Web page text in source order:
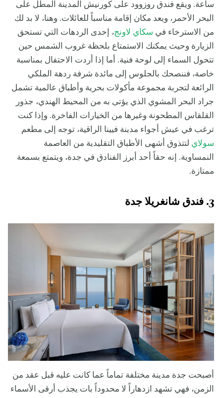
ساعة. ويقع فندق روزوود على كورنيش المدينة المطل على
البحر الأحمر، ويعد مكان إقامة مناسباً للعائلات. وهنا، لا بد لك
من الاسترخاء في سكاي لاونج، إحدى الردهات التي تستحق
الزيارة وحيث يمكنك الاستمتاع بلحظة غروب الشمس حين
تتحول السماء إلى لوحة فنية. أما إذا أردت الاحتفال بمناسبة
خاصة، فننصحك بالجلوس إلى مائدة شرفة ردهة الملكي
الرائعة لتجربة مجموعة مأكولات بحرية وأطباق عالمية تشمل
جراد البحر المشوي الذي يؤتى به من المحيط الهندي، جذور
القلقاس المطحونة وغيرها من الخيارات الفاخرة. وإذا كنت
ترغب في عيش أجواء مدينة فيينا الراقية، توجه إلى مطعم
سولاي لتتذوق أشهى الأطباق التقليدية من العاصمة
النمساوية. إنه حقاً أحد أبرز الفنادق في جدة، ويتمتع بسمعة
ممتازة.
3. فندق شانغريلا جدة
أصبحت جدة مدينة مختلفة تماماً عما كانت عليه قبل عقد من
الزمن، فهي تشهد ازدهاراً لا محدوداً بات يجذب أرقى الأسماء